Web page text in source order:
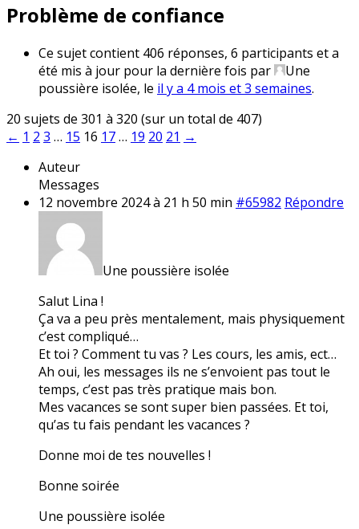
Problème de confiance
Ce sujet contient 406 réponses, 6 participants et a
été mis à jour pour la dernière fois par
Une
poussière isolée, le il y a 4 mois et 3 semaines.
20 sujets de 301 à 320 (sur un total de 407)
← 1 2 3 … 15 16 17… 19 20 21 →
Auteur
Messages
12 novembre 2024 à 21 h 50 min #65982 Répondre
Une poussière isolée
Salut Lina !
Ça va a peu près mentalement, mais physiquement
c’est compliqué…
Et toi ? Comment tu vas ? Les cours, les amis, ect…
Ah oui, les messages ils ne s’envoient pas tout le
temps, c’est pas très pratique mais bon.
Mes vacances se sont super bien passées. Et toi,
qu’as tu fais pendant les vacances ?
Donne moi de tes nouvelles !
Bonne soirée
Une poussière isolée